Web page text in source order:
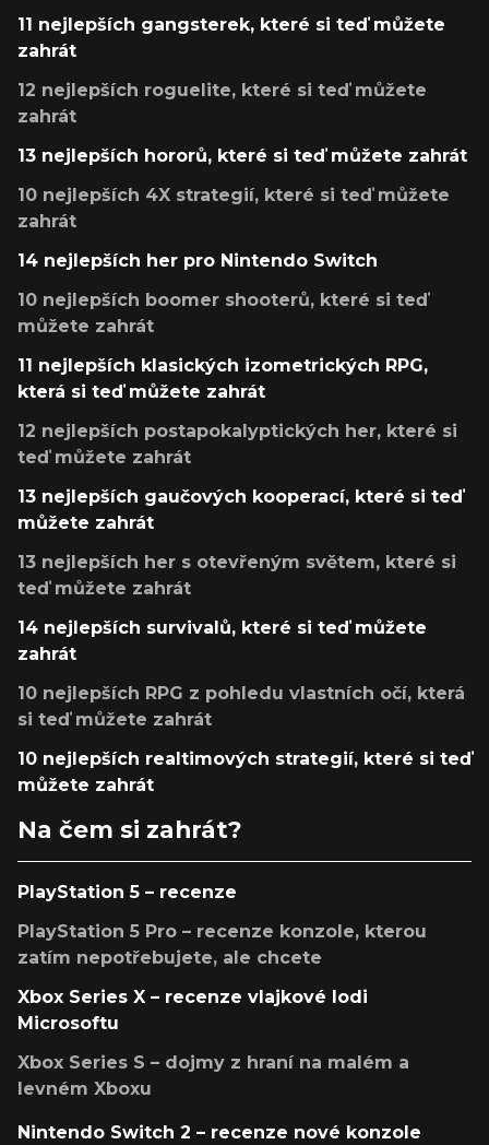
11 nejlepších gangsterek, které si teď můžete
zahrát
12 nejlepších roguelite, které si teď můžete
zahrát
13 nejlepších hororů, které si teď můžete zahrát
10 nejlepších 4X strategií, které si teď můžete
zahrát
14 nejlepších her pro Nintendo Switch
10 nejlepších boomer shooterů, které si teď
můžete zahrát
11 nejlepších klasických izometrických RPG,
která si teď můžete zahrát
12 nejlepších postapokalyptických her, které si
teď můžete zahrát
13 nejlepších gaučových kooperací, které si teď
můžete zahrát
13 nejlepších her s otevřeným světem, které si
teď můžete zahrát
14 nejlepších survivalů, které si teď můžete
zahrát
10 nejlepších RPG z pohledu vlastních očí, která
si teď můžete zahrát
10 nejlepších realtimových strategií, které si teď
můžete zahrát
Na čem si zahrát?
PlayStation 5 – recenze
PlayStation 5 Pro – recenze konzole, kterou
zatím nepotřebujete, ale chcete
Xbox Series X – recenze vlajkové lodi
Microsoftu
Xbox Series S – dojmy z hraní na malém a
levném Xboxu
Nintendo Switch 2 – recenze nové konzole